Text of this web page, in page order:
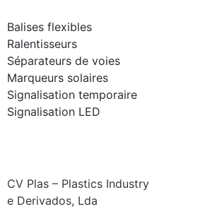
Balises flexibles
Ralentisseurs
Séparateurs de voies
Marqueurs solaires
Signalisation temporaire
Signalisation LED
CV Plas – Plastics Industry
e Derivados, Lda